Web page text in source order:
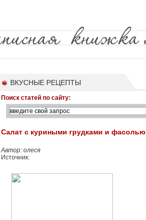
ВКУСНЫЕ РЕЦЕПТЫ
Поиск статей по сайту:
Салат с куриными грудками и фасолью
Автор: олеся
Источник: